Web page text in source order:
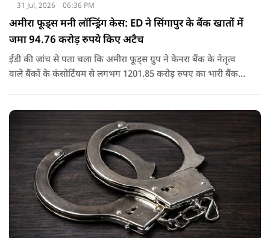
31 Jul, 2026 06:36 PM
अमीरा फूड्स मनी लॉन्ड्रिंग केस: ED ने सिंगापुर के बैंक खातों में
जमा 94.76 करोड़ रुपये किए अटैच
ईडी की जांच से पता चला कि अमीरा फूड्स ग्रुप ने केनरा बैंक के नेतृत्व
वाले बैंकों के कंसोर्टियम से लगभग 1201.85 करोड़ रुपए का भारी बैंक
उसके प्रमोटरों/शेयरधारकों/डायरेक्टरों ने मनी लॉन्ड्रिंग का अपराध किया